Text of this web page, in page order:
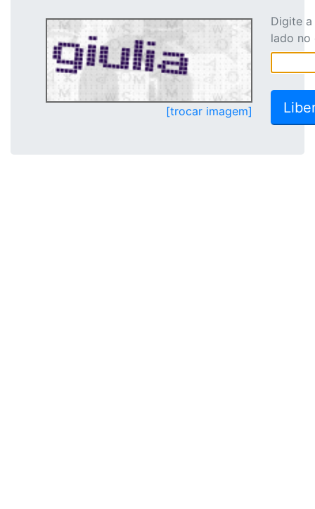
[trocar imagem]
Digite
lado no